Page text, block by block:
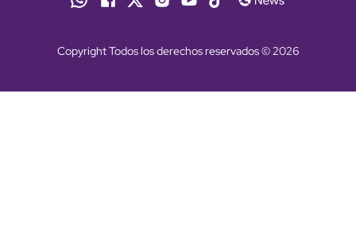
Copyright Todos los derechos reservados © 2026